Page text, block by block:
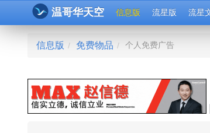
温哥华天空 信息版 流星版 流星
信息版 / 免费物品 / 个人免费广告